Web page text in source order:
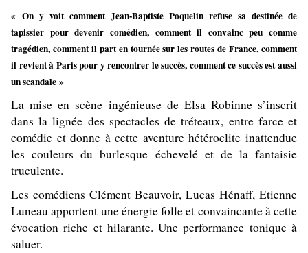
« On y voit comment Jean-Baptiste Poquelin refuse sa destinée de
tapissier pour devenir comédien, comment il convainc peu comme
tragédien, comment il part en tournée sur les routes de France, comment
il revient à Paris pour y rencontrer le succès, comment ce succès est aussi
un scandale »
La mise en scène ingénieuse de Elsa Robinne s’inscrit
dans la lignée des spectacles de tréteaux, entre farce et
comédie et donne à cette aventure hétéroclite inattendue
les couleurs du burlesque échevelé et de la fantaisie
truculente.
Les comédiens Clément Beauvoir, Lucas Hénaff, Etienne
Luneau apportent une énergie folle et convaincante à cette
évocation riche et hilarante. Une performance tonique à
saluer.